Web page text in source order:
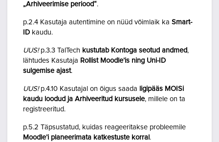
„Arhiveerimise periood“.
p.2.4 Kasutaja autentimine on nüüd võimlaik ka Smart-
ID kaudu.
UUS!p.3.3 TalTech kustutab Kontoga seotud andmed,
lähtudes Kasutaja Rollist Moodle’is ning Uni-ID
sulgemise ajast.
UUS!p.4.10 Kasutajal on õigus saada ligipääs MOISi
kaudu loodud ja Arhiveeritud kursusele, millele on ta
registreeritud.
p.5.2 Täpsustatud, kuidas reageeritakse probleemile
Moodle’i planeerimata katkestuste korral .